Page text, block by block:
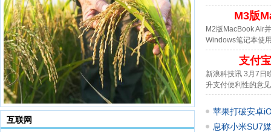
互联网
M3版
M2版MacBook Air
Windows笔记本使
支付
新浪科技讯 3月7日
升支付便利性的意
苹果打破安卓
息称小米SU7